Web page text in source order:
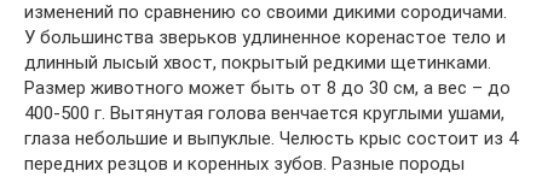
изменений по сравнению со своими дикими сородичами.
У большинства зверьков удлиненное коренастое тело и
длинный лысый хвост, покрытый редкими щетинками.
Размер животного может быть от 8 до 30 см, а вес – до
400-500 г. Вытянутая голова венчается круглыми ушами,
глаза небольшие и выпуклые. Челюсть крыс состоит из 4
передних резцов и коренных зубов. Разные породы